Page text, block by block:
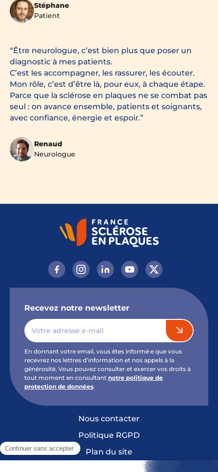
Stéphane
Patient
Être neurologue, c’est bien plus que poser un
diagnostic à mes patients.
C’est les accompagner, les rassurer, les écouter.
Mon rôle, c’est d’être là, pour eux, à chaque étape.
Parce que la sclérose en plaques ne se combat pas
seul : on avance ensemble, patients et soignants,
avec confiance, énergie et espoir.
Renaud
Neurologue
Recevez notre newsletter
En donnant votre email, vous êtes informé·e que vous
recevrez nos lettres d’information et nos appels à la
générosité. Vous pouvez consulter et exercer vos droits à
tout moment en consultant notre politique de
protection de données.
Nous contacter
Politique RGPD
Plan du site
Mentions légales et crédits